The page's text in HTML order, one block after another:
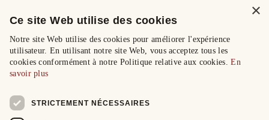
×
Ce site Web utilise des cookies
Notre site Web utilise des cookies pour améliorer l'expérience
utilisateur. En utilisant notre site Web, vous acceptez tous les
cookies conformément à notre Politique relative aux cookies.En
savoir plus
STRICTEMENT NÉCESSAIRES